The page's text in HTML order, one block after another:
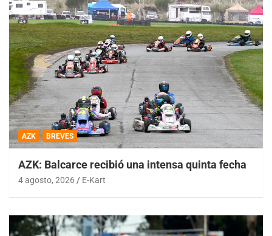
AZK BREVES
AZK: Balcarce recibió una intensa quinta fecha
4 agosto, 2026 E-Kart